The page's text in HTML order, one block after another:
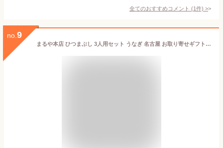
全てのおすすめコメント (1件) >
no. 9
まるや本店 ひつまぶし 3人用セット うなぎ 名古屋 お取り寄せギフト セット ウナギ 鰻 うな丼 贈答 お礼